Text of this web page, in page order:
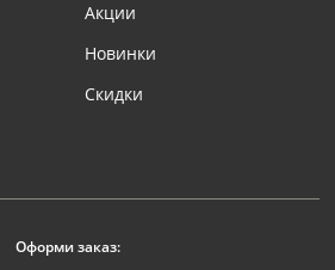
Акции
Новинки
Скидки
Оформи заказ: